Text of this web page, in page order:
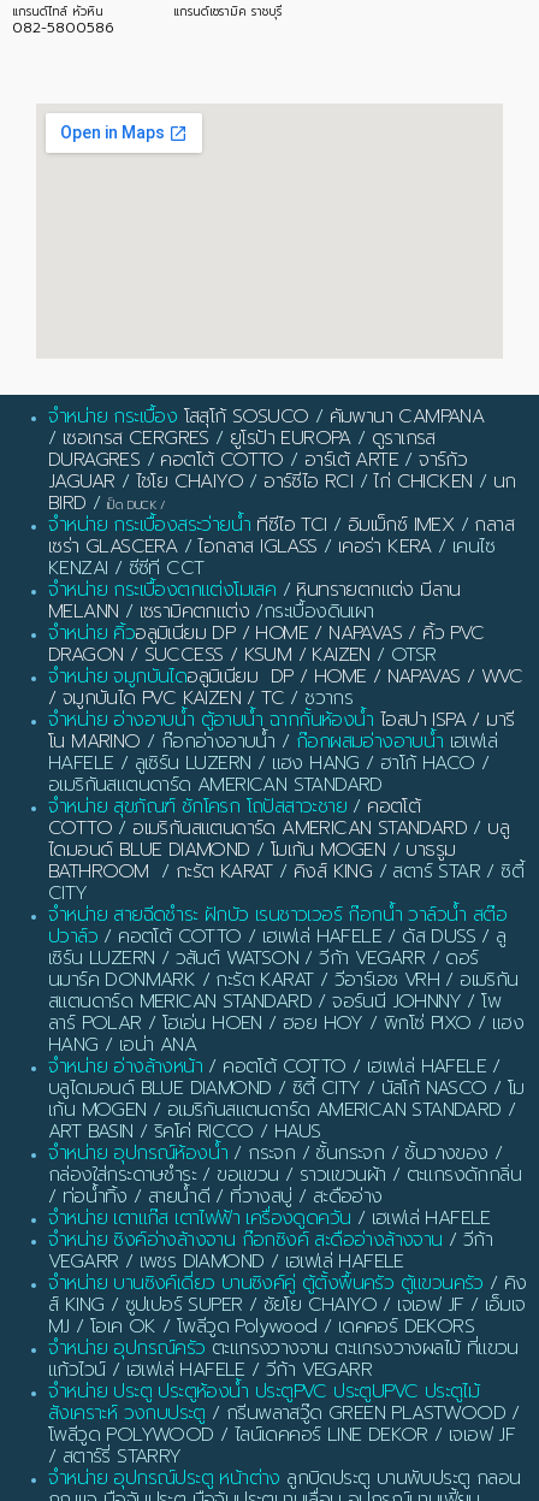
แกรนด์ไทล์ หัวหิน
082-5800586
แกรนด์เซรามิค ราชบุรี
จำหน่าย กระเบื้อง โสสุโก้ SOSUCO / คัมพานา CAMPANA
/ เซอเกรส CERGRES / ยูโรป้า EUROPA/ ดูราเกรส
DURAGRES / คอตโต้ COTTO / อาร์เต้ ARTE /จาร์กัว
JAGUAR / ไชโย CHAIYO / อาร์ซีไอ RCI /ไก่ CHICKEN / นก
BIRD / เป็ด DUCK /
จำหน่าย กระเบื้องสระว่ายน้ำ ทีซีไอ TCI / อิมเม็กซ์ IMEX/ กลาส
เซร่า GLASCERA/ไอกลาส IGLASS / เคอร่า KERA/ เคนไซ
KENZAI / ซีซีที CCT
จำหน่าย กระเบื้องตกแต่งโมเสค / หินทรายตกแต่ง มีลาน
MELANN / เซรามิคตกแต่ง /กระเบื้องดินเผา
จำหน่าย คิ้วอลูมิเนียม DP / HOME / NAPAVAS / คิ้ว PVC
DRAGON / SUCCESS / KSUM / KAIZEN / OTSR
จำหน่าย จมูกบันไดอลูมิเนียม DP / HOME / NAPAVAS / WVC
/ จมูกบันได PVC KAIZEN / TC / ชวากร
จำหน่าย อ่างอาบน้ำ ตู้อาบน้ำ ฉากกั้นห้องน้ำ ไอสปา ISPA / มารี
โน MARINO / ก๊อกอ่างอาบน้ำ / ก๊อกผสมอ่างอาบน้ำ เฮเฟเล่
HAFELE / ลูเซิร์น LUZERN / แฮง HANG / ฮาโก้ HACO /
อเมริกันสแตนดาร์ด AMERICAN STANDARD
จำหน่าย สุขภัณฑ์ ชักโครก โถปัสสาวะชาย / คอตโต้
COTTO / อเมริกันสแตนดาร์ด AMERICAN STANDARD / บลู
ไดมอนด์ BLUE DIAMOND / โมเก้น MOGEN / บาธรูม
BATHROOM / กะรัต KARAT/ คิงส์ KING / สตาร์ STAR / ซิตี้
CITY
จำหน่าย สายฉีดชำระ ฝักบัว เรนชาวเวอร์ ก๊อกน้ำ วาล์วน้ำ สต๊อ
ปวาล์ว / คอตโต้ COTTO / เฮเฟเล่ HAFELE / ดัส DUSS / ลู
เซิร์น LUZERN / วสันต์ WATSON / วีก้า VEGARR / ดอร์
นมาร์ค DONMARK / กะรัต KARAT / วีอาร์เอช VRH / อเมริกัน
สแตนดาร์ด MERICAN STANDARD / จอร์นนี JOHNNY / โพ
ลาร์ POLAR / โฮเอ่น HOEN / ฮอย HOY / พิกโซ่ PIXO / แฮง
HANG / เอน่า ANA
จำหน่าย อ่างล้างหน้า / คอตโต้ COTTO / เฮเฟเล่ HAFELE /
บลูไดมอนด์ BLUE DIAMOND / ซิตี้ CITY / นัสโก้ NASCO / โม
เก้น MOGEN / อเมริกันสแตนดาร์ด AMERICAN STANDARD /
ART BASIN / ริคโค่ RICCO / HAUS
จำหน่าย อุปกรณ์ห้องน้ำ / กระจก / ชั้นกระจก / ชั้นวางของ /
กล่องใส่กระดาษชำระ / ขอแขวน / ราวแขวนผ้า / ตะแกรงดักกลิ่น
/ ท่อน้ำทิ้ง / สายน้ำดี / ที่วางสบู่ / สะดืออ่าง
จำหน่าย เตาแก๊ส เตาไฟฟ้า เครื่องดูดควัน / เฮเฟเล่ HAFELE
จำหน่าย ซิงค์อ่างล้างจาน ก๊อกซิงค์ สะดืออ่างล้างจาน / วีก้า
VEGARR / เพชร DIAMOND / เฮเฟเล่ HAFELE
จำหน่าย บานซิงค์เดี่ยว บานซิงค์คู่ ตู้ตั้งพื้นครัว ตู้แขวนครัว / คิง
ส์ KING / ซูปเปอร์ SUPER / ชัยโย CHAIYO / เจเอฟ JF / เอ็มเจ
MJ / โอเค OK / โพลีวูด Polywood / เดคคอร์ DEKORS
จำหน่าย อุปกรณ์ครัว ตะแกรงวางจาน ตะแกรงวางผลไม้ ที่แขวน
แก้วไวน์ / เฮเฟเล่ HAFELE / วีก้า VEGARR
จำหน่าย ประตู ประตูห้องน้ำ ประตูPVC ประตูUPVC ประตูไม้
สังเคราะห์ วงกบประตู / กรีนพลาสวู๊ด GREEN PLASTWOOD /
โพลีวูด POLYWOOD / ไลน์เดคคอร์ LINE DEKOR / เจเอฟ JF
/ สตาร์รี่ STARRY
จำหน่าย อุปกรณ์ประตู หน้าต่าง ลูกบิดประตู บานพับประตู กลอน